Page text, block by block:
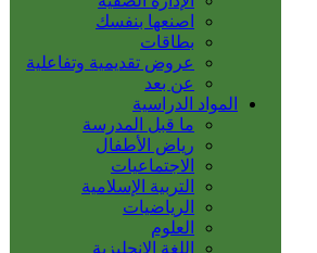
اصنعها بنفسك
بطاقات
عروض تقديمية وتفاعلية
عن بعد
المواد الدراسية
ما قبل المدرسة
رياض الأطفال
الاجتماعيات
التربية الإسلامية
الرياضيات
العلوم
اللغة الإنجليزية